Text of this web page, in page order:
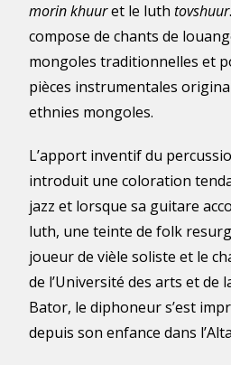
morin khuuret le luthtovshuur
compose de chants de
mongoles traditionnelles et
pièces instrumentales
ethnies mongoles.
L’apport inventif du
introduit une coloration
jazz et lorsque sa guitare
luth, une teinte de folk
joueur de vièle soliste et le
de l’Université des arts et de
Bator, le diphoneur s’est
depuis son enfance dans